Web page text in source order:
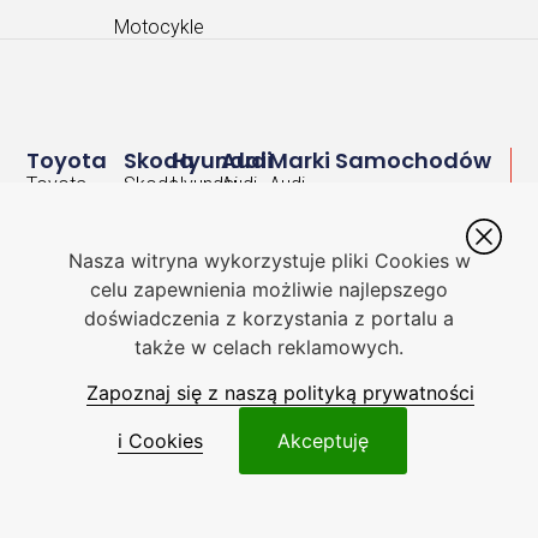
Motocykle
Marki Samochodów
Audi
Dacia
Ford
Honda
Hyundai
Kia
Lexus
Audi
Audi
Audi
A6
BMW
BMW
seria
Dacia
Dacia
Hyundai
Hyundai
Hyundai
i30
Hyundai
Tucson
Kia
Skoda
Skoda
Skoda
Fabia
Skoda
Kodiaq
Octavia
Skoda
Toyota
Toyota
Toyota
Avensis
Toyota C-
Nasza witryna wykorzystuje pliki Cookies w
celu zapewnienia możliwie najlepszego
doświadczenia z korzystania z portalu a
także w celach reklamowych.
Zapoznaj się z naszą polityką prywatności
i Cookies
Akceptuję